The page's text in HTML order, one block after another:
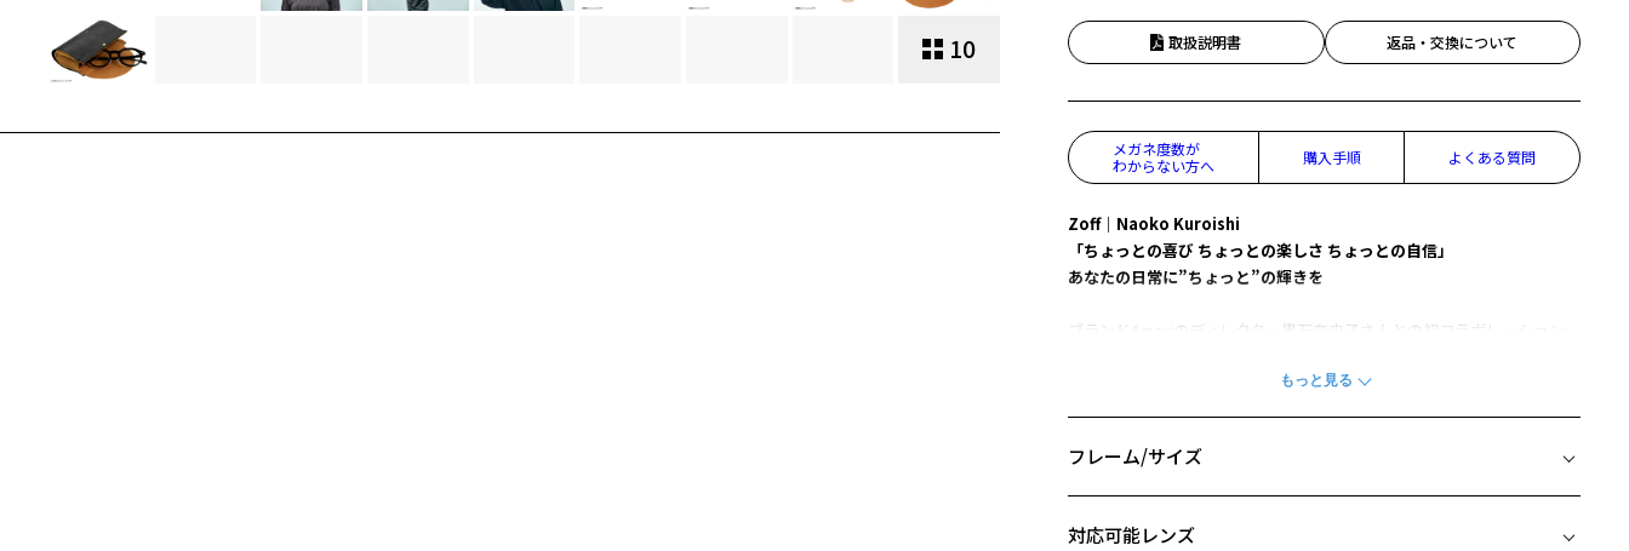
10 取扱説明書 返品・交換について
メガネ度数が
わからない方へ
購入手順 よくある質問
Zoff｜Naoko Kuroishi
「ちょっとの喜び ちょっとの楽しさ ちょっとの自信」
あなたの日常に”ちょっと”の輝きを
ブランドAmeriのディレクター黒石奈央子さんとの初コラボレーション。
ンを質感のある1本に仕上げたコレクション。
1.全てのフレームに共通してテンプル(つる)に彫金を施し高級感を演出。
2.テンプルエンドはご本人手書きの「ｎ」ロゴをさりげなくレーザーで
フレーム/サイズ
対応可能レンズ